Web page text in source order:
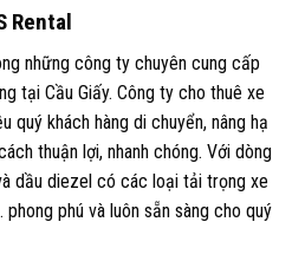
Rental
những công ty chuyên cung cấp
tại Cầu Giấy. Công ty cho thuê xe
quý khách hàng di chuyển, nâng hạ
thuận lợi, nhanh chóng. Với dòng
dầu diezel có các loại tải trọng xe
phú và luôn sẵn sàng cho quý